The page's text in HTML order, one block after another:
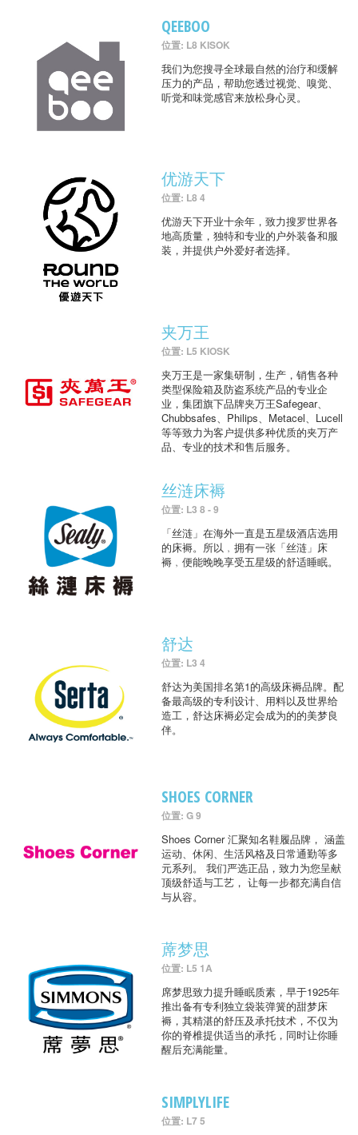
QEEBOO
位置: L8 KISOK
我们为您搜寻全球最自然的治疗和缓解
压力的产品，帮助您透过视觉、嗅觉、
听觉和味觉感官来放松身心灵。
优游天下
位置: L8 4
优游天下开业十余年，致力搜罗世界各
地高质量，独特和专业的户外装备和服
装，并提供户外爱好者选择。
夹万王
位置: L5 KIOSK
夹万王是一家集研制，生产，销售各种
类型保险箱及防盗系统产品的专业企
业，集团旗下品牌夹万王Safegear、
Chubbsafes、Philips、Metacel、Lucell
等等致力为客户提供多种优质的夹万产
品、专业的技术和售后服务。
丝涟床褥
位置: L3 8 - 9
「丝涟」在海外一直是五星级酒店选用
的床褥。所以﹐拥有一张「丝涟」床
褥﹐便能晚晚享受五星级的舒适睡眠。
舒达
位置: L3 4
舒达为美国排名第1的高级床褥品牌。配
备最高级的专利设计、用料以及世界给
造工，舒达床褥必定会成为的的美梦良
伴。
SHOES CORNER
位置: G 9
Shoes Corner 汇聚知名鞋履品牌， 涵盖
运动、休闲、生活风格及日常通勤等多
元系列。 我们严选正品，致力为您呈献
顶级舒适与工艺， 让每一步都充满自信
与从容。
蓆梦思
位置: L5 1A
席梦思致力提升睡眠质素，早于1925年
推出备有专利独立袋装弹簧的甜梦床
褥，其精湛的舒压及承托技术，不仅为
你的脊椎提供适当的承托，同时让你睡
醒后充满能量。
SIMPLYLIFE
位置: L7 5